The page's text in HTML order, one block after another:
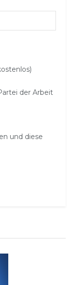
der Arbeit
und diese